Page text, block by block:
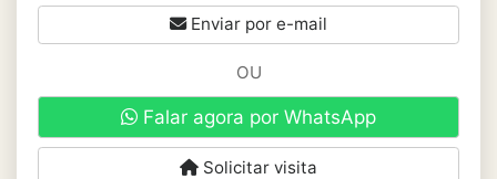
Enviar por e-mail
OU
Falar agora por WhatsApp
Solicitar visita